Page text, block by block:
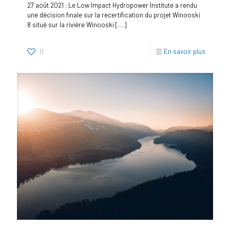
27 août 2021 : Le Low Impact Hydropower Institute a rendu
une décision finale sur la recertification du projet Winooski
8 situé sur la rivière Winooski […]
0 En savoir plus